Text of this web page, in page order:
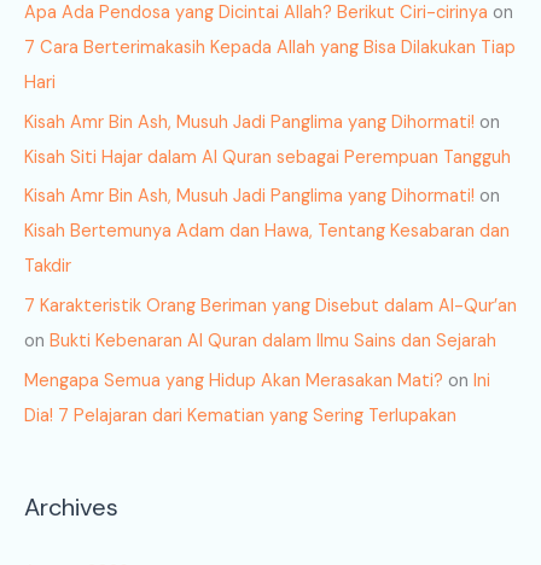
Apa Ada Pendosa yang Dicintai Allah? Berikut Ciri-cirinya on
7 Cara Berterimakasih Kepada Allah yang Bisa Dilakukan Tiap
Hari
Kisah Amr Bin Ash, Musuh Jadi Panglima yang Dihormati! on
Kisah Siti Hajar dalam Al Quran sebagai Perempuan Tangguh
Kisah Amr Bin Ash, Musuh Jadi Panglima yang Dihormati! on
Kisah Bertemunya Adam dan Hawa, Tentang Kesabaran dan
Takdir
7 Karakteristik Orang Beriman yang Disebut dalam Al-Qur’an
on Bukti Kebenaran Al Quran dalam Ilmu Sains dan Sejarah
Mengapa Semua yang Hidup Akan Merasakan Mati? on Ini
Dia! 7 Pelajaran dari Kematian yang Sering Terlupakan
Archives